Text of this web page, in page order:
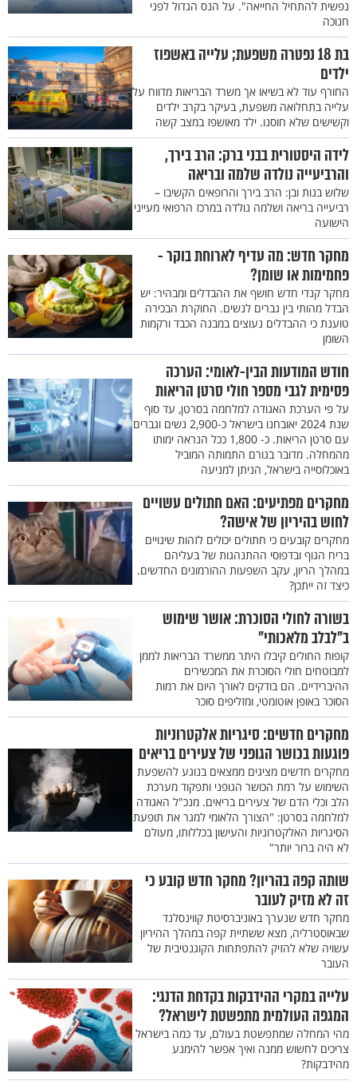
נפשית להתחיל החייאה". על הנס הגדול לפני
חנוכה
בת 18 נפטרה משפעת; עלייה באשפוז
ילדים
החורף עוד לא בשיאו אך משרד הבריאות מדווח על
עלייה בתחלואה משפעת, בעיקר בקרב ילדים
וקשישים שלא חוסנו. ילד מאושפז במצב קשה
לידה היסטורית בבני ברק: הרב בירך,
והרביעייה נולדה שלמה ובריאה
שלוש בנות ובן: הרב בירך והרופאים הקשיבו –
רביעייה בריאה ושלמה נולדה במרכז הרפואי מעייני
הישועה
מחקר חדש: מה עדיף לארוחת בוקר -
פחמימות או שומן?
מחקר קנדי חדש חושף את ההבדלים ומבהיר: יש
הבדל מהותי בין גברים לנשים. החוקרת הבכירה
טוענת כי ההבדלים נעוצים במבנה הכבד ורקמות
השומן
חודש המודעות הבין-לאומי: הערכה
פסימית לגבי מספר חולי סרטן הריאות
על פי הערכת האגודה למלחמה בסרטן, עד סוף
שנת 2024 יאובחנו בישראל כ-2,900 נשים וגברים
עם סרטן הריאות. כ- 1,800 ככל הנראה ימותו
מהמחלה. מדובר בגורם התמותה המוביל
באוכלוסייה בישראל, הניתן למניעה
מחקרים מפתיעים: האם חתולים עשויים
לחוש בהיריון של אישה?
מחקרים קובעים כי חתולים יכולים לזהות שינויים
בריח הגוף ובדפוסי ההתנהגות של בעליהם
במהלך הריון, עקב השפעות ההורמונים החדשים.
כיצד זה ייתכן?
בשורה לחולי הסוכרת: אושר שימוש
ב"לבלב מלאכותי"
קופות החולים קיבלו היתר ממשרד הבריאות לממן
למבוטחים חולי הסוכרת את המכשירים
ההיברידיים. הם בודקים לאורך היום את רמות
הסוכר באופן אוטומטי, ומזליפים סוכר
מחקרים חדשים: סיגריות אלקטרוניות
פוגעות בכושר הגופני של צעירים בריאים
מחקרים חדשים מציגים ממצאים בנוגע להשפעת
השימוש על רמת הכושר הגופני ותפקוד מערכת
הלב וכלי הדם של צעירים בריאים. מנכ"ל האגודה
למלחמה בסרטן: "הצורך הלאומי למגר את תופעת
הסיגריות האלקטרוניות והעישון בכללותו, מעולם
לא היה ברור יותר"
שותה קפה בהריון? מחקר חדש קובע כי
זה לא מזיק לעובר
מחקר חדש שנערך באוניברסיטת קווינסלנד
שבאוסטרליה, מצא ששתיית קפה במהלך ההיריון
עשויה שלא להזיק להתפתחות הקוגנטיבית של
העובר
עלייה במקרי ההידבקות בקדחת הדנגי:
המגפה העולמית מתפשטת לישראל?
מהי המחלה שמתפשטת בעולם, עד כמה בישראל
צריכים לחשוש ממנה ואיך אפשר להימנע
מהידבקות?